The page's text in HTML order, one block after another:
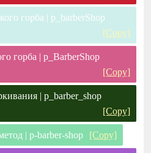
горба | p_barberShop
[Copy]
горба | p_BarberShop
[Copy]
| p_barber_shop
[Copy]
| p-barber-shop [Copy]